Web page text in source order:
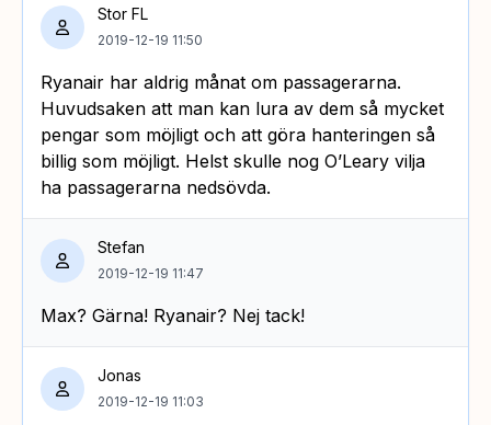
Stor FL
2019-12-19 11:50
Ryanair har aldrig månat om passagerarna.
Huvudsaken att man kan lura av dem så mycket
pengar som möjligt och att göra hanteringen så
billig som möjligt. Helst skulle nog O’Leary vilja
ha passagerarna nedsövda.
Stefan
2019-12-19 11:47
Max? Gärna! Ryanair? Nej tack!
Jonas
2019-12-19 11:03